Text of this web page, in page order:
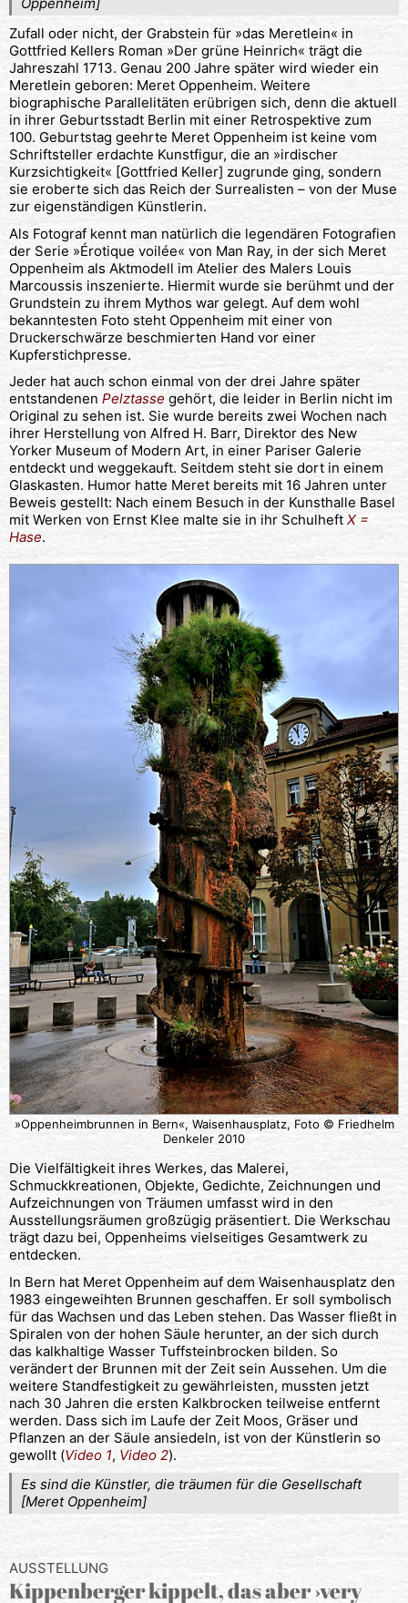
Zufall oder nicht, der Grabstein für »das Meretlein« in
Gottfried Kellers Roman »Der grüne Heinrich« trägt die
Jahreszahl 1713. Genau 200 Jahre später wird wieder ein
Meretlein geboren: Meret Oppenheim. Weitere
biographische Parallelitäten erübrigen sich, denn die aktuell
in ihrer Geburtsstadt Berlin mit einer Retrospektive zum
100. Geburtstag geehrte Meret Oppenheim ist keine vom
Schriftsteller erdachte Kunstfigur, die an »irdischer
Kurzsichtigkeit« [Gottfried Keller] zugrunde ging, sondern
sie eroberte sich das Reich der Surrealisten – von der Muse
zur eigenständigen Künstlerin.
Als Fotograf kennt man natürlich die legendären Fotografien
der Serie »Érotique voilée« von Man Ray, in der sich Meret
Oppenheim als Aktmodell im Atelier des Malers Louis
Marcoussis inszenierte. Hiermit wurde sie berühmt und der
Grundstein zu ihrem Mythos war gelegt. Auf dem wohl
bekanntesten Foto steht Oppenheim mit einer von
Druckerschwärze beschmierten Hand vor einer
Kupferstichpresse.
Jeder hat auch schon einmal von der drei Jahre später
entstandenen Pelztasse gehört, die leider in Berlin nicht im
Original zu sehen ist. Sie wurde bereits zwei Wochen nach
ihrer Herstellung von Alfred H. Barr, Direktor des New
Yorker Museum of Modern Art, in einer Pariser Galerie
entdeckt und weggekauft. Seitdem steht sie dort in einem
Glaskasten. Humor hatte Meret bereits mit 16 Jahren unter
Beweis gestellt: Nach einem Besuch in der Kunsthalle Basel
mit Werken von Ernst Klee malte sie in ihr Schulheft X =
Hase.
»Oppenheimbrunnen in Bern«, Waisenhausplatz, Foto © Friedhelm
Denkeler 2010
Die Vielfältigkeit ihres Werkes, das Malerei,
Schmuckkreationen, Objekte, Gedichte, Zeichnungen und
Aufzeichnungen von Träumen umfasst wird in den
Ausstellungsräumen großzügig präsentiert. Die Werkschau
trägt dazu bei, Oppenheims vielseitiges Gesamtwerk zu
entdecken.
In Bern hat Meret Oppenheim auf dem Waisenhausplatz den
1983 eingeweihten Brunnen geschaffen. Er soll symbolisch
für das Wachsen und das Leben stehen. Das Wasser fließt in
Spiralen von der hohen Säule herunter, an der sich durch
das kalkhaltige Wasser Tuffsteinbrocken bilden. So
verändert der Brunnen mit der Zeit sein Aussehen. Um die
weitere Standfestigkeit zu gewährleisten, mussten jetzt
nach 30 Jahren die ersten Kalkbrocken teilweise entfernt
werden. Dass sich im Laufe der Zeit Moos, Gräser und
Pflanzen an der Säule ansiedeln, ist von der Künstlerin so
gewollt (Video 1, Video 2).
Es sind die Künstler, die träumen für die Gesellschaft
[Meret Oppenheim]
AUSSTELLUNG
Kippenberger kippelt, das aber ›very